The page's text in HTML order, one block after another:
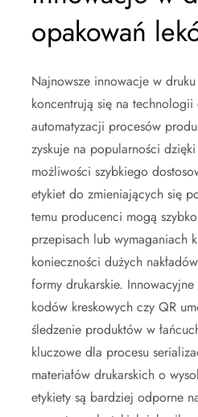
opakowań
Najnowsze innowacje w
koncentrują się na
automatyzacji procesów
zyskuje na popularności
możliwości szybkiego
etykiet do zmieniających się
temu producenci mogą
przepisach lub wymaganiach
konieczności dużych
formy drukarskie.
kodów kreskowych czy QR
śledzenie produktów w
kluczowe dla procesu
materiałów drukarskich o
etykiety są bardziej odporne